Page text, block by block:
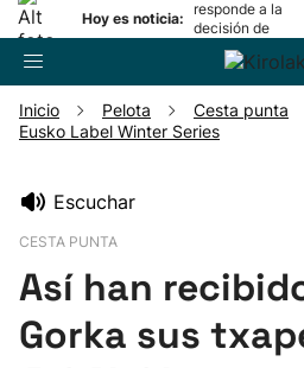
Hoy es noticia:
responde a la
decisión de
Oriamendi
Fútbol
Pelota
Inicio Pelota
Cesta punta
Eusko Label Winter Series
Escuchar
CESTA PUNTA
Así han
Gorka sus